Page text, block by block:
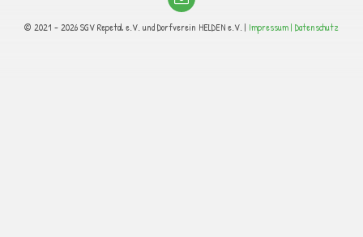
© 2021 - 2026 SGV Repetal e.V. und Dorfverein HELDEN e.V. | Impressum | Datenschutz